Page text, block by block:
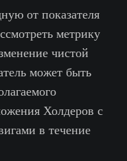
от показателя
метрику
чистой
может быть
Холдеров с
в течение